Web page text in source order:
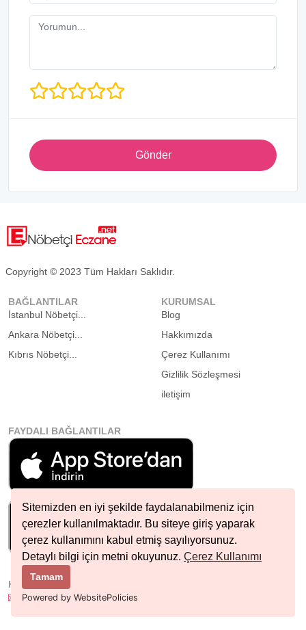
Sitemizden en iyi şekilde faydalanabilmeniz için
çerezler kullanılmaktadır. Bu siteye giriş yaparak
çerez kullanımını kabul etmiş sayılıyorsunuz.
Detaylı bilgi için metni okuyunuz. Çerez Kullanımı
Tamam
Powered by WebsitePolicies
Gönder
Copyright © 2023 Tüm Hakları Saklıdır.
BAĞLANTILAR
İstanbul Nöbetçi...
Ankara Nöbetçi...
Kıbrıs Nöbetçi...
KURUMSAL
Blog
Hakkımızda
Çerez Kullanımı
Gizlilik Sözleşmesi
iletişim
FAYDALI BAĞLANTILAR
HIZLI İLETIŞIM
info@nobetcieczane.net